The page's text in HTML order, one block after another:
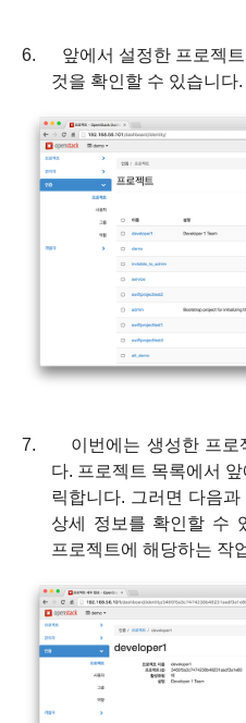
6.
앞에서 설정한 프로젝
것을 확인할 수 있습니다.
7.
이번에는 생성한 프로
다. 프로젝트 목록에서
릭합니다. 그러면 다음과
상세 정보를 확인할 수
프로젝트에 해당하는 작